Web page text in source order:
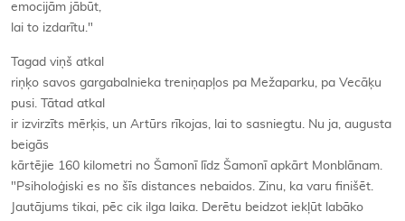
emocijām jābūt,
lai to izdarītu."
Tagad viņš atkal
riņķo savos gargabalnieka treniņapļos pa Mežaparku, pa Vecāķu
pusi. Tātad atkal
ir izvirzīts mērķis, un Artūrs rīkojas, lai to sasniegtu. Nu ja, augusta
beigās
kārtējie 160 kilometri no Šamonī līdz Šamonī apkārt Monblānam.
"Psiholoģiski es no šīs distances nebaidos. Zinu, ka varu finišēt.
Jautājums tikai, pēc cik ilga laika. Derētu beidzot iekļūt labāko